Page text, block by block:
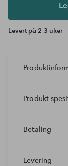
Levert på 2-3 uker
Produkt
Betaling
Levering